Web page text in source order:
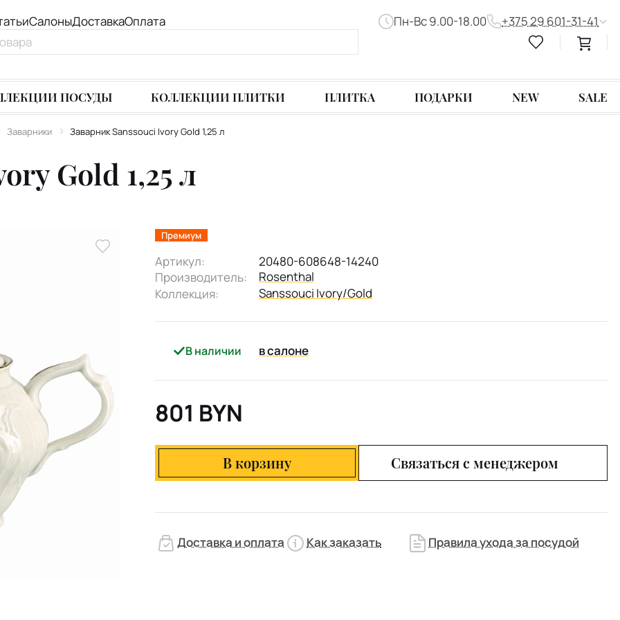
СалоныДоставкаОплата Пн-Вс 9.00-18.00 +375 29 601-31-41
ПОСУДЫ КОЛЛЕКЦИИ ПЛИТКИ ПЛИТКА ПОДАРКИ NEW SALE
Заварники Заварник Sanssouci Ivory Gold 1,25 л
Gold 1,25 л
Премиум
Артикул:
20480-608648-14240
Производитель:
Rosenthal
Коллекция:
Sanssouci Ivory/Gold
В наличии в салоне
801 BYN
В корзину Связаться с менеджером
Доставка и оплата Как заказать Правила ухода за посудой